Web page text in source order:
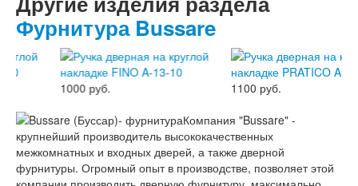
Фурнитура Bussare
1000 руб.
1100 руб.
Компания "Bussare" -
крупнейший производитель высококачественных
межкомнатных и входных дверей, а также дверной
фурнитуры. Огромный опыт в производстве, позволяет этой